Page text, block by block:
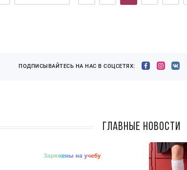
ПОДПИСЫВАЙТЕСЬ НА НАС В СОЦСЕТЯХ:
Главные новости